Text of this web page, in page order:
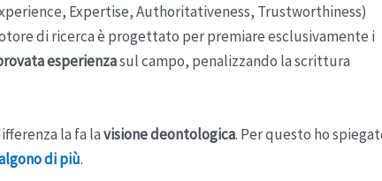
Expertise, Authoritativeness, Trustworthiness)
di ricerca è progettato per premiare esclusivamente i
esperienzasul campo, penalizzando la scrittura
la fa lavisione deontologica. Per questo ho
di più.